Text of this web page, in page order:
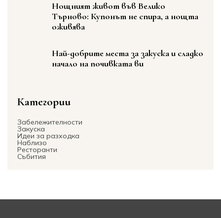
Нощният живот във Велико
Търново: Купонът не спира, а нощта
оживява
Най-добрите места за закуска и сладко
начало на почивката ви
Категории
Забележителности
Закуска
Идеи за разходка
Наблизо
Ресторанти
Събития